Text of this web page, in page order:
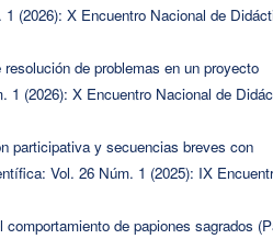
(2026): X Encuentro Nacional de
de problemas en un proyecto
1 (2026): X Encuentro Nacional de
participativa y secuencias breves con
Vol. 26 Núm. 1 (2025): IX
de papiones sagrados